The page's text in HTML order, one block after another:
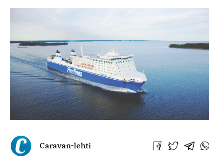
Caravan-lehti
Jaa Jaa Jaa Jaa